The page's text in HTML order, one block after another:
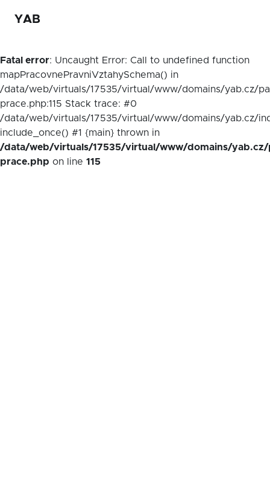
YAB
Fatal error: Uncaught Error: Call to undefined function
mapPracovnePravniVztahySchema() in
/data/web/virtuals/17535/virtual/www/domains/yab.cz/
prace.php:115 Stack trace: #0
/data/web/virtuals/17535/virtual/www/domains/yab.cz/
include_once() #1 {main} thrown in
/data/web/virtuals/17535/virtual/www/domains/yab.cz/
prace.php on line 115